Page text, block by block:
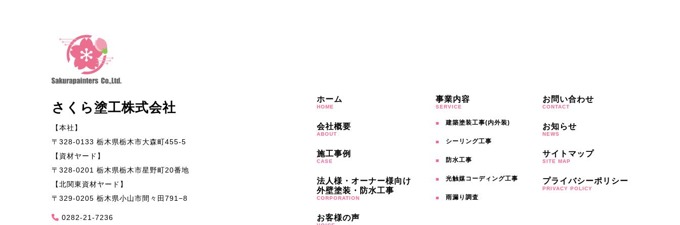
さくら塗工株式会社
【本社】
〒328-0133 栃木県栃木市大森町455-5
【資材ヤード】
〒328-0201 栃木県栃木市星野町20番地
【北関東資材ヤード】
〒329-0205 栃木県小山市間々田791−8
0282-21-7236
ホーム
HOME
会社概要
ABOUT
施工事例
CASE
法人様・オーナー様向け
外壁塗装・防水工事
CORPORATION
お客様の声
事業内容
SERVICE
建築塗装工事(内外装)
シーリング工事
防水工事
光触媒コーディング工事
雨漏り調査
お問い合わせ
CONTACT
お知らせ
NEWS
サイトマップ
SITE MAP
プライバシーポリシー
PRIVACY POLICY